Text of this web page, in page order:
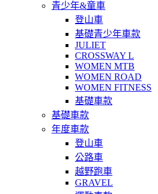
青少年&童車
登山車
基礎青少年車款
JULIET
CROSSWAY L
WOMEN MTB
WOMEN ROAD
WOMEN FITNESS
基礎車款
基礎車款
年度車款
登山車
公路車
越野跑車
GRAVEL